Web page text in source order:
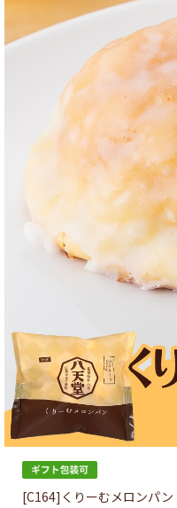
[C164]くりーむメロンパン